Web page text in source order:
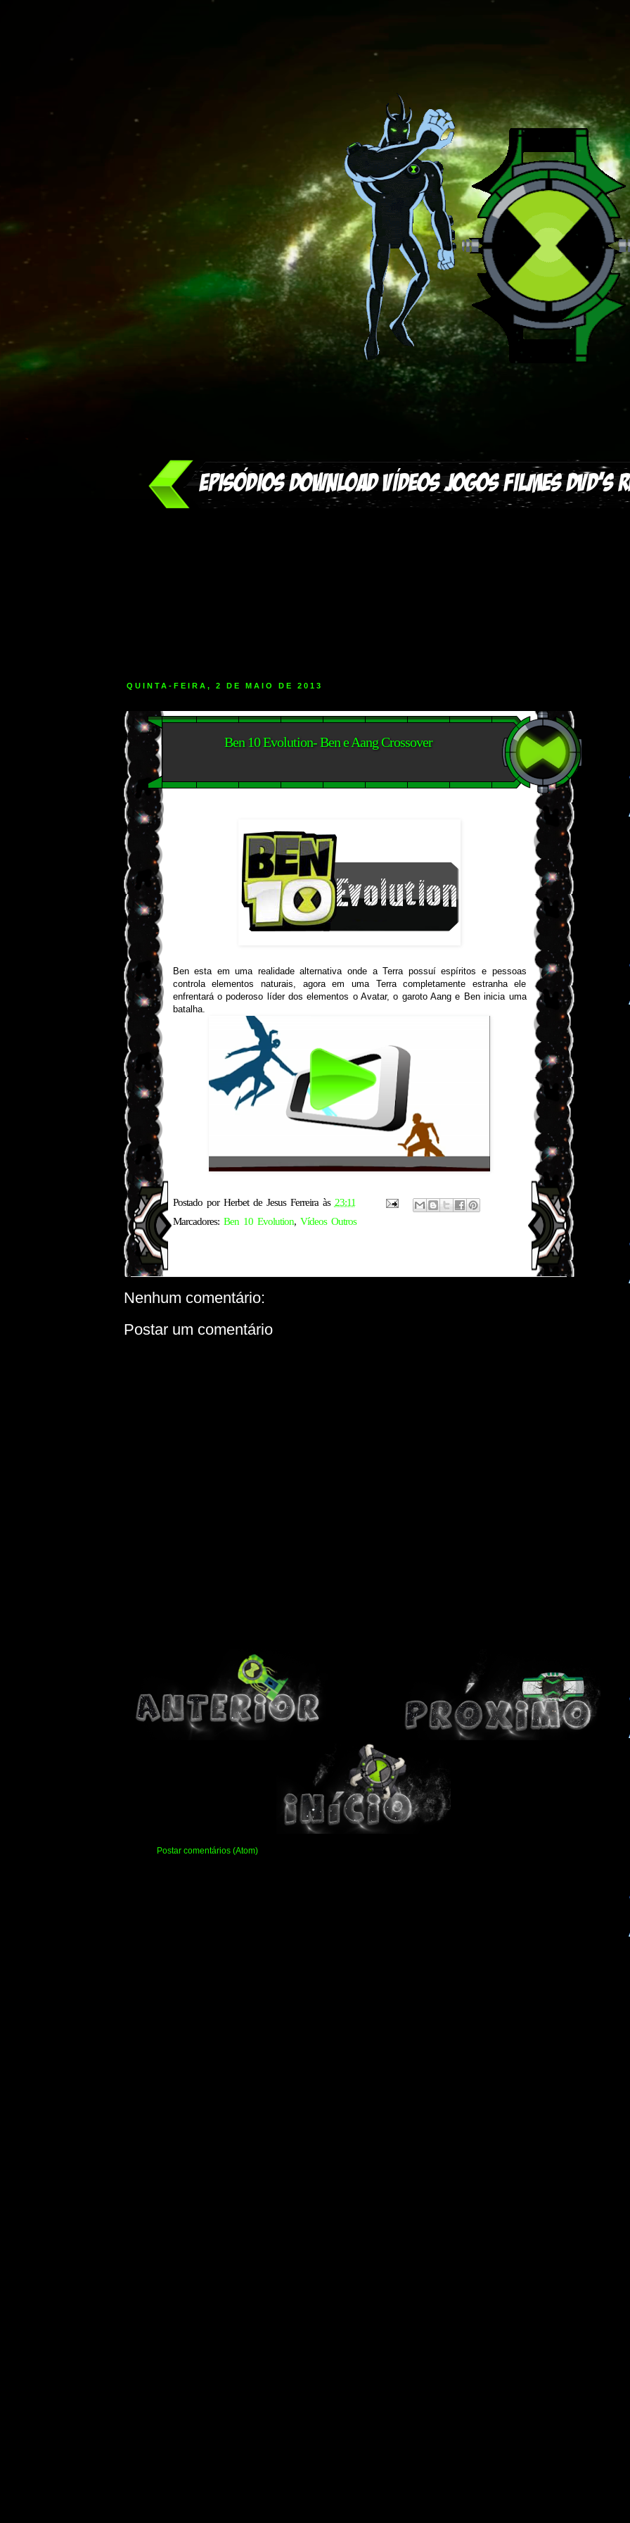
QUINTA-FEIRA, 2 DE MAIO DE 2013
Ben 10 Evolution- Ben e Aang Crossover
Ben esta em uma realidade alternativa onde a Terra possuí espíritos e pessoas
controla elementos naturais, agora em uma Terra completamente estranha ele
enfrentará o poderoso líder dos elementos o Avatar, o garoto Aang e Ben inicia uma
batalha.
Postado por Herbet de Jesus Ferreira às 23:11
Marcadores: Ben 10 Evolution, Vídeos Outros
Nenhum comentário:
Postar um comentário
Postar comentários (Atom)